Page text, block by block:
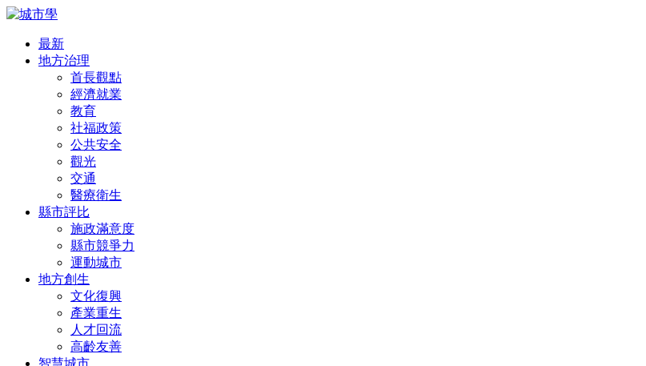
最新
地方治理
首長觀點
經濟就業
教育
社福政策
公共安全
觀光
交通
醫療衛生
縣市評比
施政滿意度
縣市競爭力
運動城市
地方創生
文化復興
產業重生
人才回流
高齡友善
智慧城市